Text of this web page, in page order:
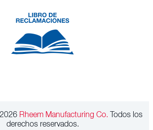
Rheem Manufacturing Co. Todos los
derechos reservados.